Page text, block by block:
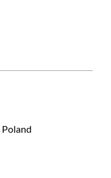
Poland